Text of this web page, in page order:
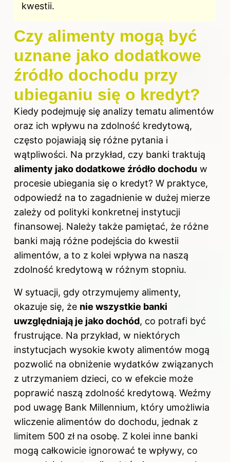
kwestii.
Czy alimenty mogą być
uznane jako dodatkowe
źródło dochodu przy
ubieganiu się o kredyt?
Kiedy podejmuję się analizy tematu alimentów
oraz ich wpływu na zdolność kredytową,
często pojawiają się różne pytania i
wątpliwości. Na przykład, czy banki traktują
alimenty jako dodatkowe źródło dochodu w
procesie ubiegania się o kredyt? W praktyce,
odpowiedź na to zagadnienie w dużej mierze
zależy od polityki konkretnej instytucji
finansowej. Należy także pamiętać, że różne
banki mają różne podejścia do kwestii
alimentów, a to z kolei wpływa na naszą
zdolność kredytową w różnym stopniu.
W sytuacji, gdy otrzymujemy alimenty,
okazuje się, że nie wszystkie banki
uwzględniają je jako dochód, co potrafi być
frustrujące. Na przykład, w niektórych
instytucjach wysokie kwoty alimentów mogą
pozwolić na obniżenie wydatków związanych
z utrzymaniem dzieci, co w efekcie może
poprawić naszą zdolność kredytową. Weźmy
pod uwagę Bank Millennium, który umożliwia
wliczenie alimentów do dochodu, jednak z
limitem 500 zł na osobę. Z kolei inne banki
mogą całkowicie ignorować te wpływy, co